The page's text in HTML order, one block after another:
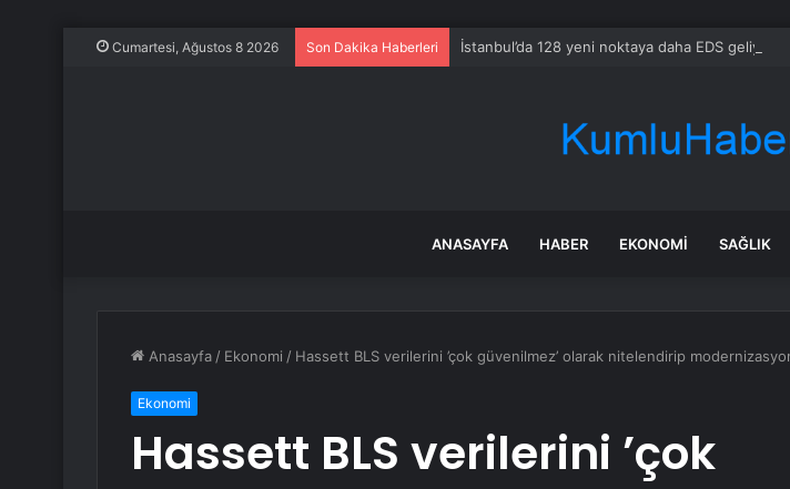
Cumartesi, Ağustos 8 2026 Son Dakika Haberleri İstanbul’da 128 yeni noktaya daha EDS geliyor
ANASAYFA HABER EKONOMI SAĞLIK
Anasayfa / Ekonomi / Hassett BLS verilerini ’çok güvenilmez’ olarak nitelendirip
Ekonomi
Hassett BLS verilerini ’çok